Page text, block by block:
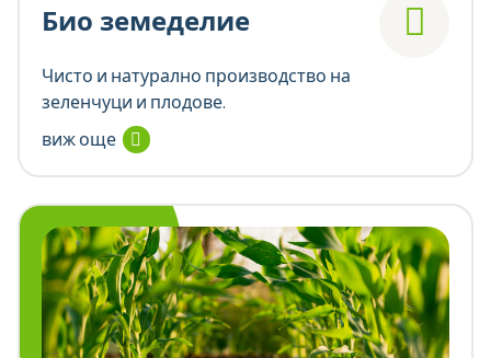
Био земеделие
Чисто и натурално производство на
зеленчуци и плодове.
виж още